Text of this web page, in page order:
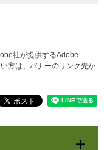
社が提供するAdobe
方は、バナーのリンク先か